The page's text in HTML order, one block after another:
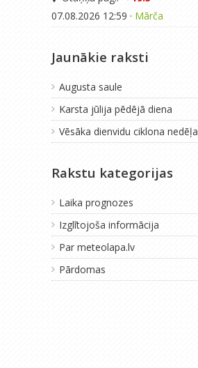
07.08.2026 12:59 · Mārča
Jaunākie raksti
Augusta saule
Karsta jūlija pēdējā diena
Vēsāka dienvidu ciklona nedēļa
Rakstu kategorijas
Laika prognozes
Izglītojoša informācija
Par meteolapa.lv
Pārdomas